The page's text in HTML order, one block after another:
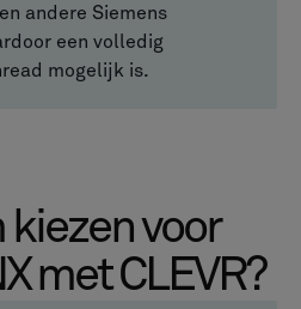
andere Siemens
een volledig
mogelijk is.
kiezen voor
met CLEVR?